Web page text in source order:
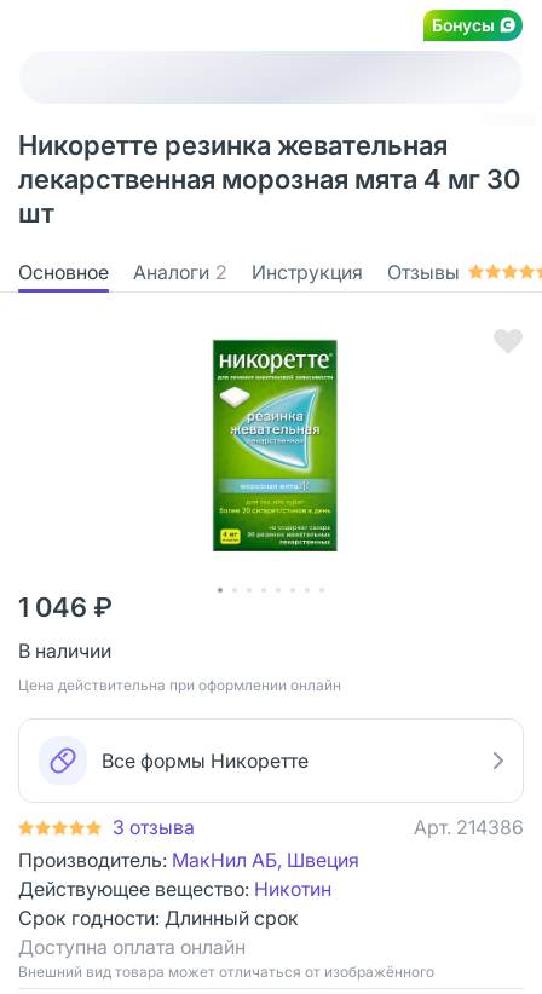
Бонусы
Никоретте резинка жевательная
лекарственная морозная мята 4 мг 30
шт
Основное Аналоги 2 Инструкция Отзывы
1 046 ₽
В наличии
Цена действительна при оформлении онлайн
Все формы Никоретте
3 отзыва Арт. 214386
Производитель: МакНил АБ, Швеция
Действующее вещество: Никотин
Срок годности: Длинный срок
Доступна оплата онлайн
Bнешний вид товара может отличаться от изображённого